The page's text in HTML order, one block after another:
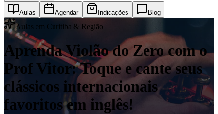
Aulas Agendar Indicações Blog
Aulas em Curitiba & Região
Aprenda Violão do Zero com o
Prof Vitor: Toque e cante seus
clássicos internacionais
favoritos em inglês!